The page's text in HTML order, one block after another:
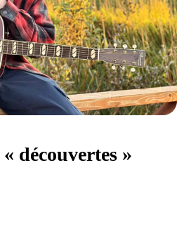
découvertes »